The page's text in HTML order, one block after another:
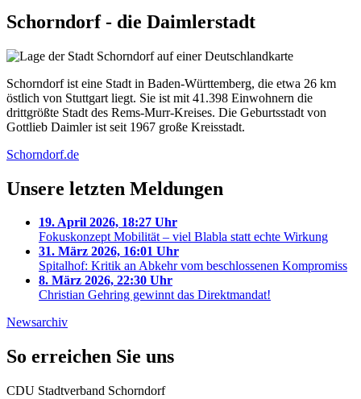
Schorndorf - die Daimlerstadt
Schorndorf ist eine Stadt in Baden-Württemberg, die etwa 26 km
östlich von Stuttgart liegt. Sie ist mit 41.398 Einwohnern die
drittgrößte Stadt des Rems-Murr-Kreises. Die Geburtsstadt von
Gottlieb Daimler ist seit 1967 große Kreisstadt.
Schorndorf.de
Unsere letzten Meldungen
19. April 2026, 18:27 Uhr
Fokuskonzept Mobilität – viel Blabla statt echte Wirkung
31. März 2026, 16:01 Uhr
Spitalhof: Kritik an Abkehr vom beschlossenen Kompromiss
8. März 2026, 22:30 Uhr
Christian Gehring gewinnt das Direktmandat!
Newsarchiv
So erreichen Sie uns
CDU Stadtverband Schorndorf